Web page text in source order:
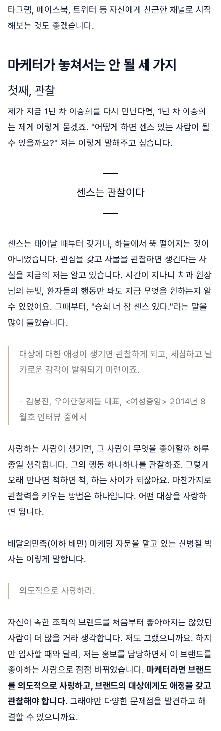
타그램, 페이스북, 트위터 등 자신에게 친근한 채널로 시작
해보는 것도 좋겠습니다.
마케터가 놓쳐서는 안 될 세 가지
첫째, 관찰
제가 지금 1년 차 이승희를 다시 만난다면, 1년 차 이승희
는 제게 이렇게 묻겠죠. "어떻게 하면 센스 있는 사람이 될
수 있을까요?" 저는 이렇게 말해주고 싶습니다.
센스는 관찰이다
센스는 태어날 때부터 갖거나, 하늘에서 뚝 떨어지는 것이
아니었습니다. 관심을 갖고 사물을 관찰하면 생긴다는 사
실을 지금의 저는 알고 있습니다. 시간이 지나니 치과 원장
님의 눈빛, 환자들의 행동만 봐도 지금 무엇을 원하는지 알
수 있었어요. 그때부터, "승희 너 참 센스 있다."라는 말을
많이 들었습니다.
대상에 대한 애정이 생기면 관찰하게 되고, 세심하고 날
카로운 감각이 발휘되기 마련이죠.
- 김봉진, 우아한형제들 대표, <여성중앙> 2014년 8
월호 인터뷰 중에서
사랑하는 사람이 생기면, 그 사람이 무엇을 좋아할까 하루
종일 생각합니다. 그의 행동 하나하나를 관찰하죠. 그렇게
오래 만나면 척하면 척, 하는 사이가 되잖아요. 마찬가지로
관찰력을 키우는 방법은 하나입니다. 어떤 대상을 사랑하
면 됩니다.
배달의민족(이하 배민) 마케팅 자문을 맡고 있는 신병철 박
사는 이렇게 말합니다.
의도적으로 사랑하라.
자신이 속한 조직의 브랜드를 처음부터 좋아하지는 않았던
사람이 더 많을 거라 생각합니다. 저도 그랬으니까요. 하지
만 입사할 때와 달리, 저는 홍보를 담당하면서 이 브랜드를
좋아하는 사람으로 점점 바뀌었습니다. 마케터라면 브랜드
를 의도적으로 사랑하고, 브랜드의 대상에게도 애정을 갖고
관찰해야 합니다. 그래야만 다양한 문제점을 발견하고 해
결할 수 있으니까요.